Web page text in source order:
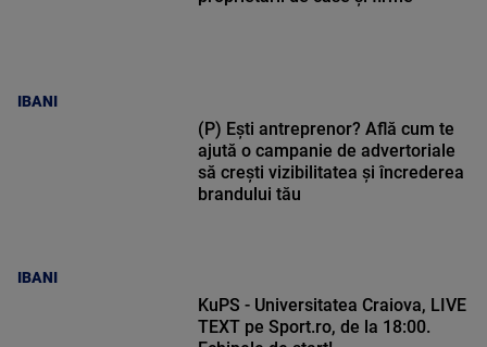
IBANI
IBANI
(P) Ești antreprenor? Află cum te
ajută o campanie de advertoriale
să crești vizibilitatea și încrederea
brandului tău
KuPS - Universitatea Craiova, LIVE
TEXT pe Sport.ro, de la 18:00.